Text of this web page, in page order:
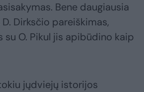
Bene daugiausia
Dirksčio pareiškimas,
su O. Pikul jis apibūdino kaip
jųdviejų istorijos